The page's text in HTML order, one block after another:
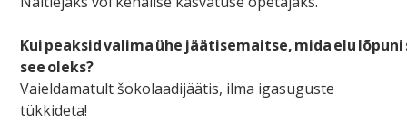
Kui peaksid valima ühe jäätisemaitse, mida elu lõpuni
see oleks?
Vaieldamatult šokolaadijäätis, ilma igasuguste
tükkideta!